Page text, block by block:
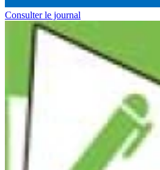
Consulter le journal